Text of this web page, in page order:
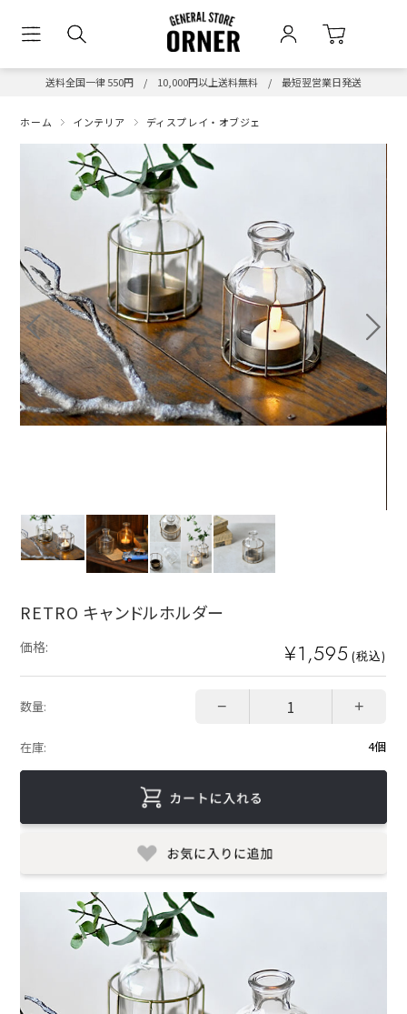
送料全国一律 550円 / 10,000円以上送料無料 / 最短翌営業日発送
ホーム インテリア ディスプレイ・オブジェ
RETRO キャンドルホルダー
価格: ¥1,595 (税込)
数量: − +
在庫: 4個